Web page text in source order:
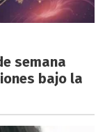
semana
bajo la